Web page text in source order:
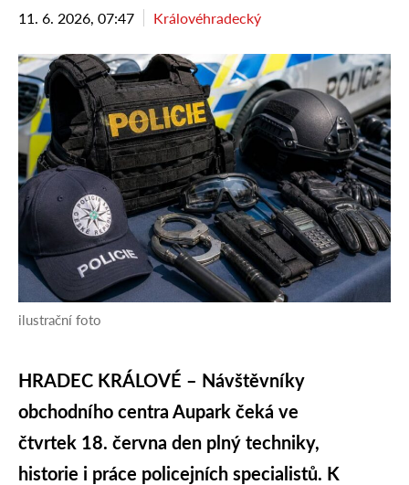
11. 6. 2026, 07:47 Královéhradecký
ilustrační foto
HRADEC KRÁLOVÉ – Návštěvníky
obchodního centra Aupark čeká ve
čtvrtek 18. června den plný techniky,
historie i práce policejních specialistů. K